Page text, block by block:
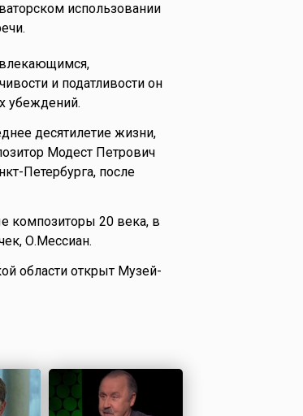
использовании
и податливости он
убеждений.
десятилетие жизни,
Модест Петрович
Петербурга, после
композиторы 20 века, в
О.Мессиан.
области открыт Музей-